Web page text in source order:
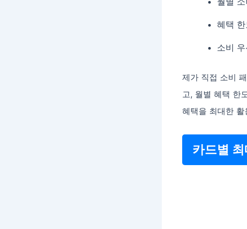
혜택
소비
제가 직접 소비
고, 월별 혜택 한
혜택을 최대한
카드별